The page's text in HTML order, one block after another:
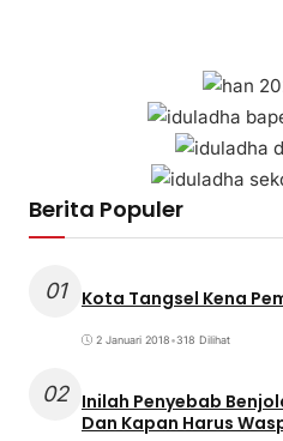
Berita Populer
01 Kota Tangsel Kena
2 Januari 2018•318 Dilihat
02 Inilah Penyebab
Dan Kapan Harus